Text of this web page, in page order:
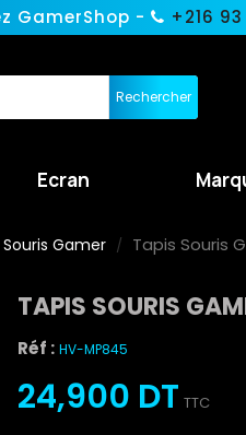
GamerShop - +216
Rechercher
Ecran
Gamer Tapis Souris
TAPIS SOURIS
Réf : HV-MP845
24,900 DT TTC